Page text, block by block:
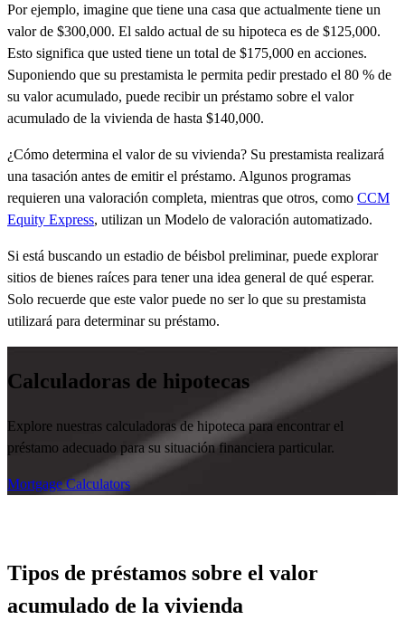
Por ejemplo, imagine que tiene una casa que actualmente tiene un
valor de $300,000. El saldo actual de su hipoteca es de $125,000.
Esto significa que usted tiene un total de $175,000 en acciones.
Suponiendo que su prestamista le permita pedir prestado el 80 % de
su valor acumulado, puede recibir un préstamo sobre el valor
acumulado de la vivienda de hasta $140,000.
¿Cómo determina el valor de su vivienda? Su prestamista realizará
una tasación antes de emitir el préstamo. Algunos programas
requieren una valoración completa, mientras que otros, como CCM
Equity Express, utilizan un Modelo de valoración automatizado.
Si está buscando un estadio de béisbol preliminar, puede explorar
sitios de bienes raíces para tener una idea general de qué esperar.
Solo recuerde que este valor puede no ser lo que su prestamista
utilizará para determinar su préstamo.
Calculadoras de hipotecas
Explore nuestras calculadoras de hipoteca para encontrar el
préstamo adecuado para su situación financiera particular.
Mortgage Calculators
Tipos de préstamos sobre el valor
acumulado de la vivienda